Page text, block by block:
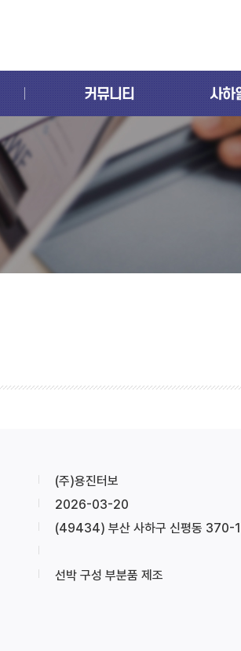
커뮤니티 사하
(주)용진터보
2026-03-20
(49434) 부산 사하구 신평동 370-
선박 구성 부분품 제조